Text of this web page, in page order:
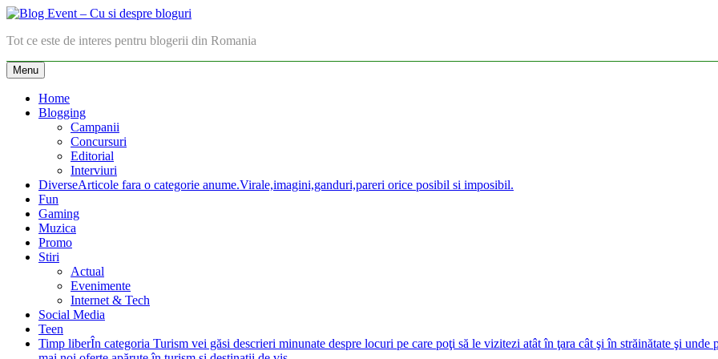
Skip
content
Blog Event – Cu si despre bloguri
Tot ce este de interes pentru blogerii din Romania
Menu
Home
Blogging
Campanii
Concursuri
Editorial
Interviuri
DiverseArticole fara o categorie anume.Virale,imagini,ganduri,pareri orice posibil si imposibil.
Fun
Gaming
Muzica
Promo
Stiri
Actual
Evenimente
Internet & Tech
Social Media
Teen
Timp liberÎn categoria Turism vei găsi descrieri minunate despre locuri pe care poţi să le vizitezi atât în ţara cât şi în străinătate şi